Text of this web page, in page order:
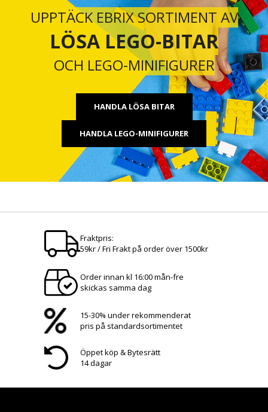
UPPTÄCK EBRIX SORTIMENT AV
LÖSA LEGO-BITAR
OCH LEGO-MINIFIGURER
HANDLA LÖSA BITAR
HANDLA LEGO-MINIFIGURER
Fraktpris:
59kr / Fri Frakt på order över 1500kr
Order innan kl 16:00 mån-fre
skickas samma dag
15-30% under rekommenderat
pris på standardsortimentet
Öppet köp & Bytesrätt
14 dagar